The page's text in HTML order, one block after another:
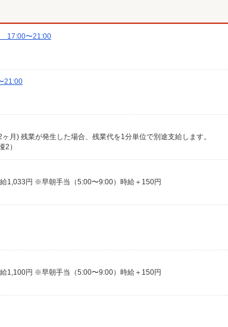
17:00〜21:00
21:00
月) 残業が発生した場合、残業代を1分単位で別途支給します。
）
1,033円 ※早朝手当（5:00〜9:00）時給＋150円
1,100円 ※早朝手当（5:00〜9:00）時給＋150円